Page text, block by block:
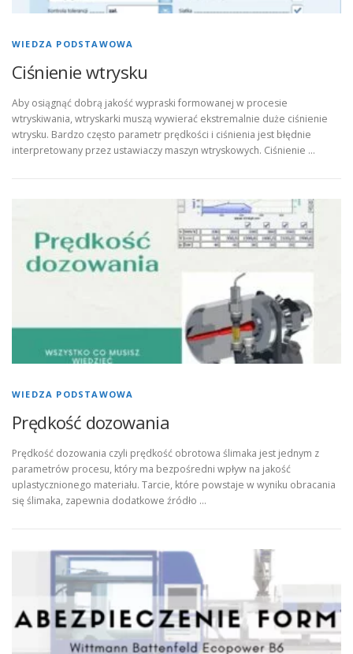
WIEDZA PODSTAWOWA
Ciśnienie wtrysku
Aby osiągnąć dobrą jakość wypraski formowanej w procesie
wtryskiwania, wtryskarki muszą wywierać ekstremalnie duże ciśnienie
wtrysku. Bardzo często parametr prędkości i ciśnienia jest błędnie
interpretowany przez ustawiaczy maszyn wtryskowych. Ciśnienie …
WIEDZA PODSTAWOWA
Prędkość dozowania
Prędkość dozowania czyli prędkość obrotowa ślimaka jest jednym z
parametrów procesu, który ma bezpośredni wpływ na jakość
uplastycznionego materiału. Tarcie, które powstaje w wyniku obracania
się ślimaka, zapewnia dodatkowe źródło …